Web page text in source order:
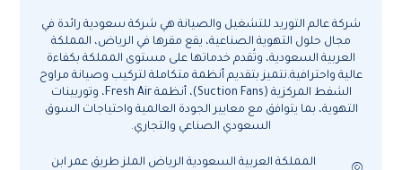
شركة عالم التوريد للتشغيل والصيانة هي شركة سعودية رائدة في
مجال حلول التهوية الصناعية، يقع مقرها في الرياض، المملكة
العربية السعودية، وتُقدم خدماتها على مستوى المملكة بكفاءة
عالية واحترافية.نتميز بتقديم أنظمة متكاملة لتركيب وصيانة مراوح
الشفط المركزية (Suction Fans)، أنظمة Fresh Air، وتوربينات
التهوية، بما يتوافق مع معايير الجودة العالمية واحتياجات السوق
السعودي الصناعي والتجاري.
المملكة العربية السعودية الرياض الملز طريق عمر ابن